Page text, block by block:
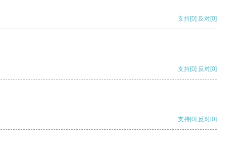
支持[0] 反对[0]
支持[0] 反对[0]
支持[0] 反对[0]